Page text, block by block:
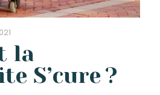
la
S’cure ?